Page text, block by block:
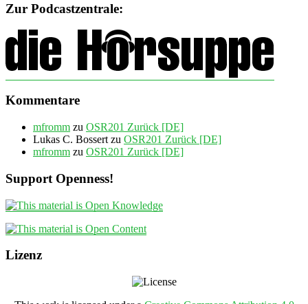
Zur Podcastzentrale:
Kommentare
mfromm zu OSR201 Zurück [DE]
Lukas C. Bossert zu OSR201 Zurück [DE]
mfromm zu OSR201 Zurück [DE]
Support Openness!
Lizenz